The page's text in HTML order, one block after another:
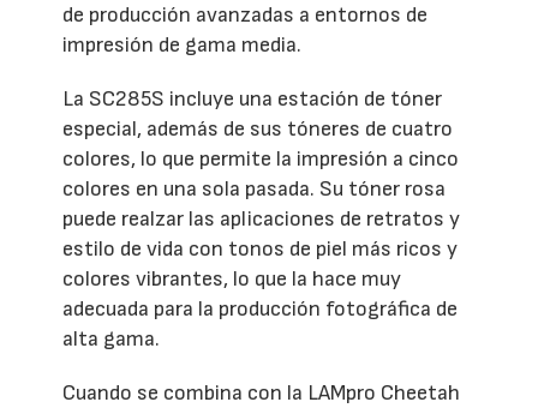
de producción avanzadas a entornos de
impresión de gama media.
La SC285S incluye una estación de tóner
especial, además de sus tóneres de cuatro
colores, lo que permite la impresión a cinco
colores en una sola pasada. Su tóner rosa
puede realzar las aplicaciones de retratos y
estilo de vida con tonos de piel más ricos y
colores vibrantes, lo que la hace muy
adecuada para la producción fotográfica de
alta gama.
Cuando se combina con la LAMpro Cheetah